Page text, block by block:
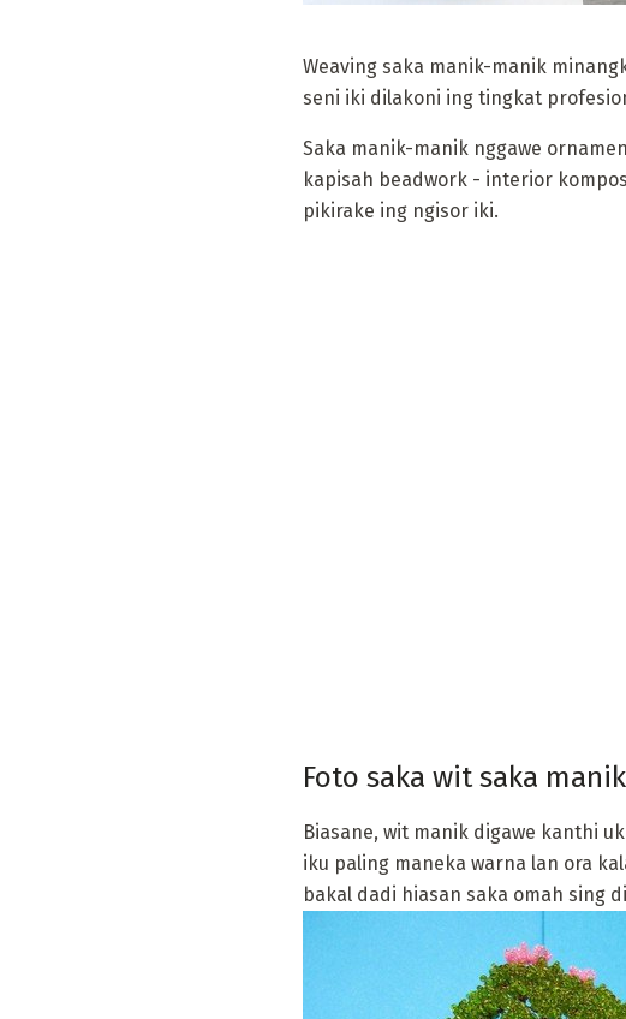
Weaving saka manik-manik
seni iki dilakoni ing tingkat
Saka manik-manik nggawe
kapisah beadwork - interior
pikirake ing ngisor iki.
Foto saka wit saka manik
Biasane, wit manik digawe kanthi
iku paling maneka warna lan ora
bakal dadi hiasan saka omah sing